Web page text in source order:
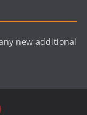
new additional